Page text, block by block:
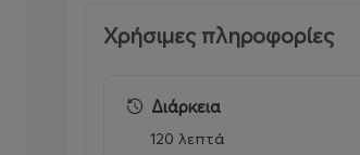
Χρήσιμες πληροφορίες
Διάρκεια
120 λεπτά